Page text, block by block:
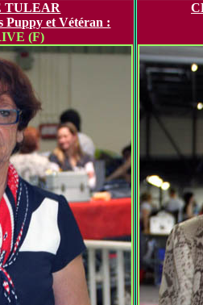
TULEAR
Puppy et Vétéran :
(F)